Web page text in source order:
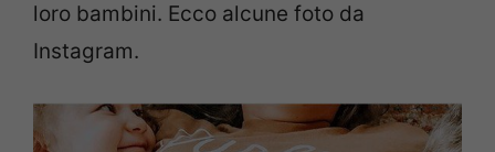
loro bambini. Ecco alcune foto da
Instagram.